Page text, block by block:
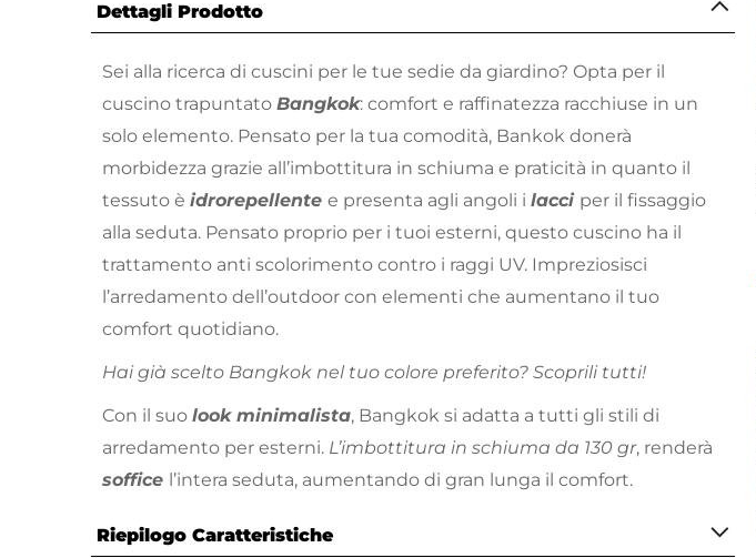
Dettagli Prodotto
Sei alla ricerca di cuscini per le tue sedie da giardino? Opta per il
cuscino trapuntato Bangkok: comfort e raffinatezza racchiuse in un
solo elemento. Pensato per la tua comodità, Bankok donerà
morbidezza grazie all’imbottitura in schiuma e praticità in quanto il
tessuto è idrorepellente e presenta agli angoli i lacci per il fissaggio
alla seduta. Pensato proprio per i tuoi esterni, questo cuscino ha il
trattamento anti scolorimento contro i raggi UV. Impreziosisci
l’arredamento dell’outdoor con elementi che aumentano il tuo
comfort quotidiano.
Hai già scelto Bangkok nel tuo colore preferito? Scoprili tutti!
Con il suo look minimalista, Bangkok si adatta a tutti gli stili di
arredamento per esterni. L’imbottitura in schiuma da 130 gr, renderà
soffice l’intera seduta, aumentando di gran lunga il comfort.
Riepilogo Caratteristiche